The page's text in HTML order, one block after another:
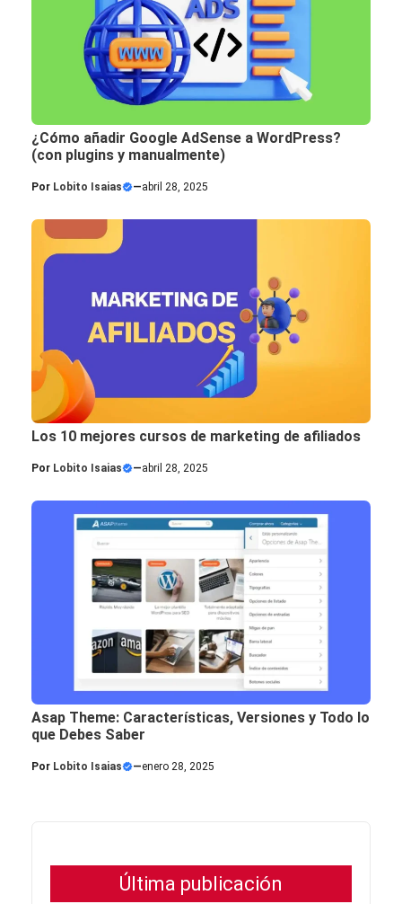
¿Cómo añadir Google AdSense a WordPress?
(con plugins y manualmente)
Por Lobito Isaias —abril 28, 2025
Los 10 mejores cursos de marketing de afiliados
Por Lobito Isaias —abril 28, 2025
Asap Theme: Características, Versiones y Todo lo
que Debes Saber
Por Lobito Isaias —enero 28, 2025
Última publicación